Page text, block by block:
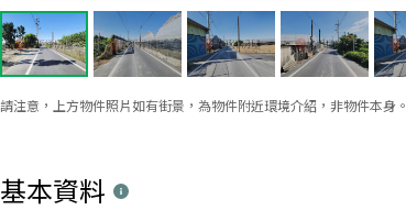
請注意，上方物件照片如有街景，為物件附近環境介紹，非物件本身。
基本資料